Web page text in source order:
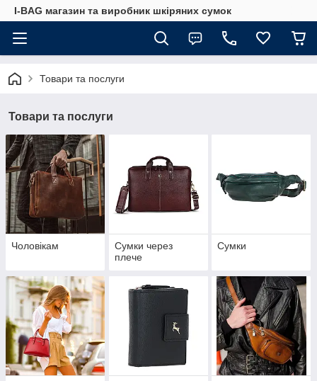
I-BAG магазин та виробник шкіряних сумок
Товари та послуги
Товари та послуги
Чоловікам
Сумки через
плече
Сумки